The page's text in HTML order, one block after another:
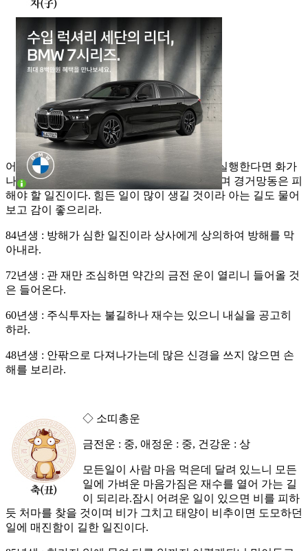
어려움에 봉착하였다고 진리에 어긋난 일을 실행한다면 화가
나에게 미칠 것이니 분수에 맞게 행동할 것이며 경거망동은 피
해야 할 일진이다. 힘든 일이 많이 생길 것이라 아는 길도 물어
보고 감이 좋으리라.
84년생 : 방해가 심한 일진이라 상사에게 상의하여 방해를 막
아내라.
72년생 : 관 재만 조심하면 약간의 금전 운이 열리니 들어올 것
은 들어온다.
60년생 : 주식투자는 불길하나 재수는 있으니 내실을 공고히
하라.
48년생 : 안팎으로 다져나가는데 많은 신경을 쓰지 않으면 손
해를 보리라.
◇ 소띠총운
금전운 : 중, 애정운 : 중, 건강운 : 상
모든일이 사람 마음 먹은데 달려 있느니 모든
일에 가벼운 마음가짐은 재수를 열어 가는 길
이 되리라.잠시 어려운 일이 있으면 비를 피하
듯 처마를 찾을 것이며 비가 그치고 태양이 비추이면 도모하던
일에 매진함이 길한 일진이다.